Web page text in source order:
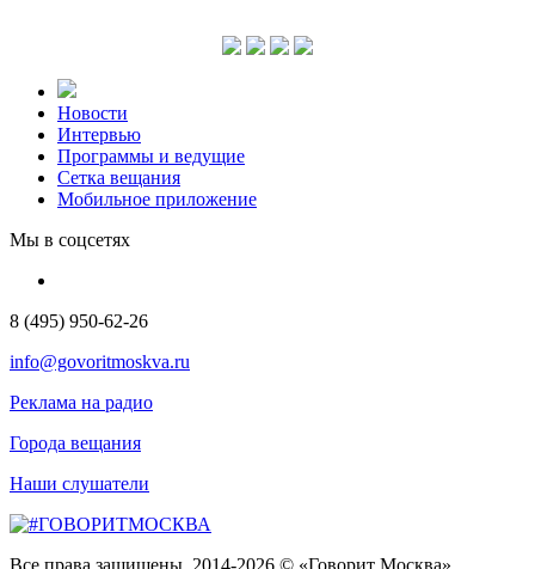
Новости
Интервью
Программы и ведущие
Сетка вещания
Мобильное приложение
Мы в соцсетях
8 (495) 950-62-26
info@govoritmoskva.ru
Реклама на радио
Города вещания
Наши слушатели
Все права защищены. 2014-2026 © «Говорит Москва»